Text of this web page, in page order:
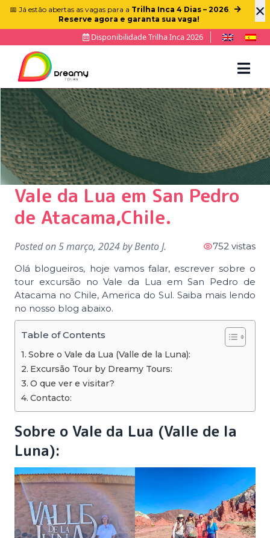
×
📅 Já estão abertas as vagas para a Trilha Inca 4 Dias – 2026.
Reserve agora e garanta sua vaga!
Disponibilidade Trilha Inca 2026
Vale da Lua em San Pedro
de Atacama,Chile.
Posted on5 março, 2024byBento J.
752 vistas
Olá blogueiros, hoje vamos falar, escrever sobre o
tour excursão no Vale da Lua em San Pedro de
Atacama no Chile, America do Sul. Saiba mais lendo
no nosso blog abaixo.
Table of Contents
Sobre o Vale da Lua (Valle de la Luna):
Excursão Tour by Dreamy Tours:
O que ver e visitar?
Contacto:
Sobre o Vale da Lua (Valle de la
Luna):